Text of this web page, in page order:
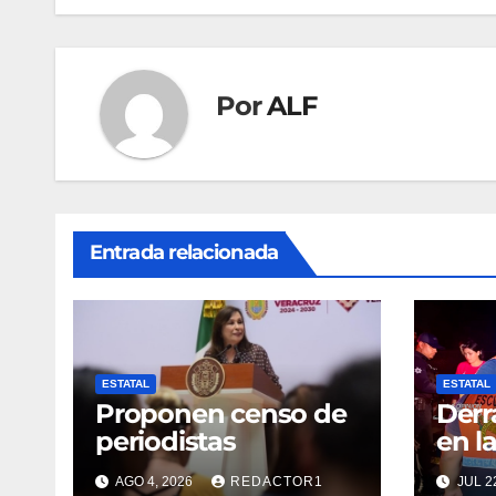
entradas
PorALF
Entrada relacionada
ESTATAL
Proponen censo de
periodistas
AGO 4, 2026 REDACTOR1
ESTATAL
en
JUL